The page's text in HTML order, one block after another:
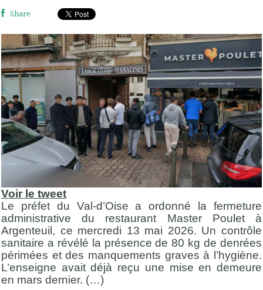
Share
Voir le tweet
Le préfet du Val-d’Oise a ordonné la fermeture
administrative du restaurant Master Poulet à
Argenteuil, ce mercredi 13 mai 2026. Un contrôle
sanitaire a révélé la présence de 80 kg de denrées
périmées et des manquements graves à l’hygiène.
L’enseigne avait déjà reçu une mise en demeure
en mars dernier. (…)